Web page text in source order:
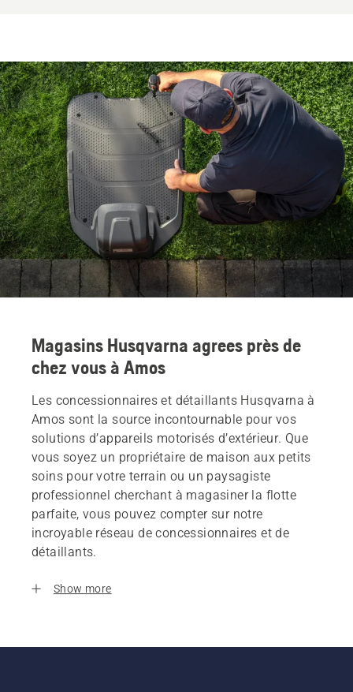
Magasins Husqvarna agrees près de
chez vous à Amos
Les concessionnaires et détaillants Husqvarna à
Amos sont la source incontournable pour vos
solutions d’appareils motorisés d’extérieur. Que
vous soyez un propriétaire de maison aux petits
soins pour votre terrain ou un paysagiste
professionnel cherchant à magasiner la flotte
parfaite, vous pouvez compter sur notre
incroyable réseau de concessionnaires et de
détaillants.
Show more